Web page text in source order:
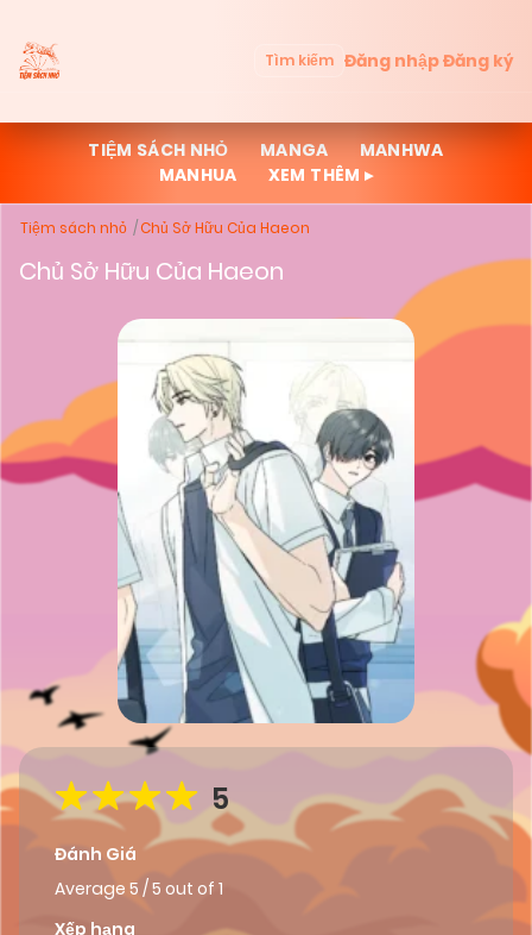
Tìm kiếm Đăng nhậpĐăng ký
TIỆM SÁCH NHỎ MANGA
MANHWA
MANHUA
XEM THÊM ▸
Tiệm sách nhỏ Chủ Sở Hữu Của Haeon
Chủ Sở Hữu Của Haeon
5
Đánh Giá
Average 5 /5 out of 1
Xếp hạng